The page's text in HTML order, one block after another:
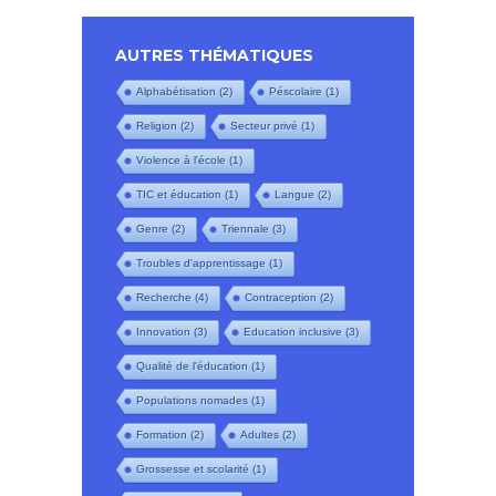
AUTRES THÉMATIQUES
Alphabétisation (2) Péscolaire (1)
Religion (2) Secteur privé (1)
Violence à l'école (1)
TIC et éducation (1) Langue (2)
Genre (2) Triennale (3)
Troubles d'apprentissage (1)
Recherche (4) Contraception (2)
Innovation (3) Education inclusive (3)
Qualité de l'éducation (1)
Populations nomades (1)
Formation (2) Adultes (2)
Grossesse et scolarité (1)